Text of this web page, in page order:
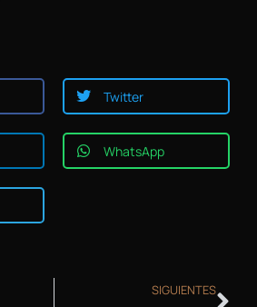
Twitter
WhatsApp
SIGUIENTES